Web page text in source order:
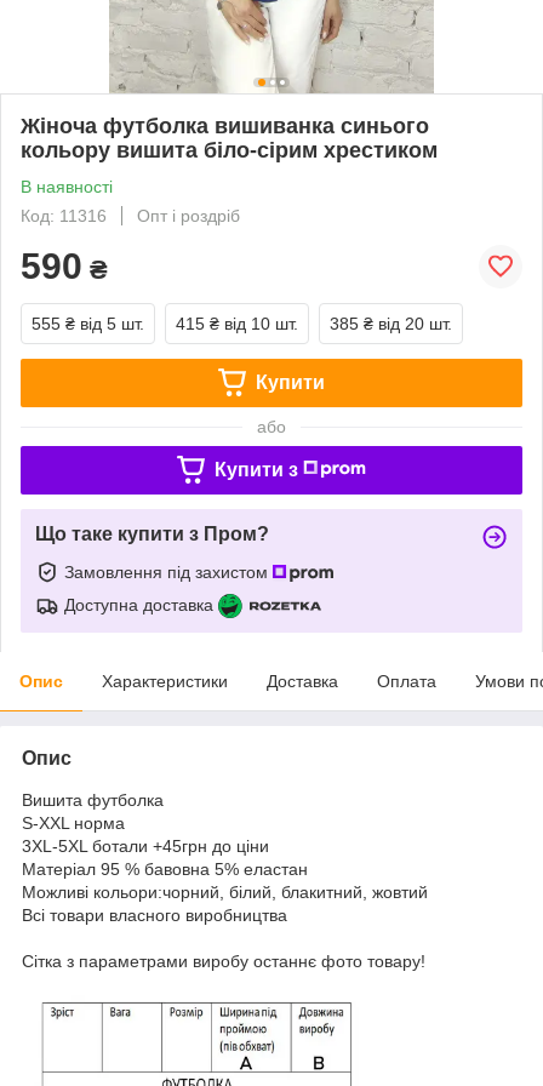
Жіноча футболка вишиванка синього
кольору вишита біло-сірим хрестиком
В наявності
Код: 11316
Опт і роздріб
590 ₴
555 ₴ від 5 шт. 415 ₴ від 10 шт. 385 ₴ від 20 шт.
Купити
або
Купити з
Що таке купити з Пром?
Замовлення під захистом
Доступна доставка
Опис Характеристики Доставка Оплата Умови
Опис
Вишита футболка
S-XXL норма
3XL-5XL ботали +45грн до ціни
Матеріал 95 % бавовна 5% еластан
Можливі кольори:чорний, білий, блакитний, жовтий
Всі товари власного виробництва
Сітка з параметрами виробу останнє фото товару!